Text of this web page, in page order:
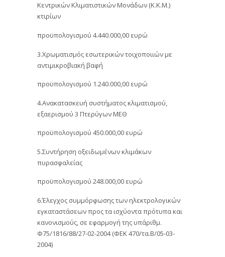
Κεντρικών Κλιματιστικών Μονάδων (Κ.Κ.Μ.)
κτιρίων
προϋπολογισμού 4.440.000,00 ευρώ
3.Χρωματισμός εσωτερικών τοιχοποιιών με
αντιμικροβιακή βαφή
προϋπολογισμού 1.240.000,00 ευρώ
4.Ανακατασκευή συστήματος κλιματισμού,
εξαερισμού 3 Πτερύγων ΜΕΘ
προϋπολογισμού 450.000,00 ευρώ
5.Συντήρηση οξειδωμένων κλιμάκων
πυρασφαλείας
προϋπολογισμού 248.000,00 ευρώ
6.Έλεγχος συμμόρφωσης των ηλεκτρολογικών
εγκαταστάσεων προς τα ισχύοντα πρότυπα και
κανονισμούς, σε εφαρμογή της υπ΄αριθμ.
Φ75/1816/88/27-02-2004 (ΦΕΚ 470/τα.Β/05-03-
2004)